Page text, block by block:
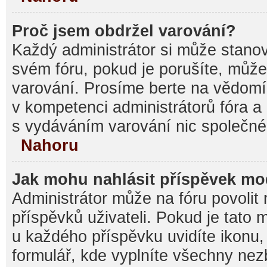
Proč jsem obdržel varování?
Každý administrátor si může
svém fóru, pokud je porušíte,
varování. Prosíme berte na
v kompetenci administrátorů fóra
s vydáváním varování nic
Nahoru
Jak mohu nahlásit příspěvek
Administrátor může na fóru povolit
příspěvků uživateli. Pokud je tato
u každého příspěvku uvidíte
formulář, kde vyplníte všechny